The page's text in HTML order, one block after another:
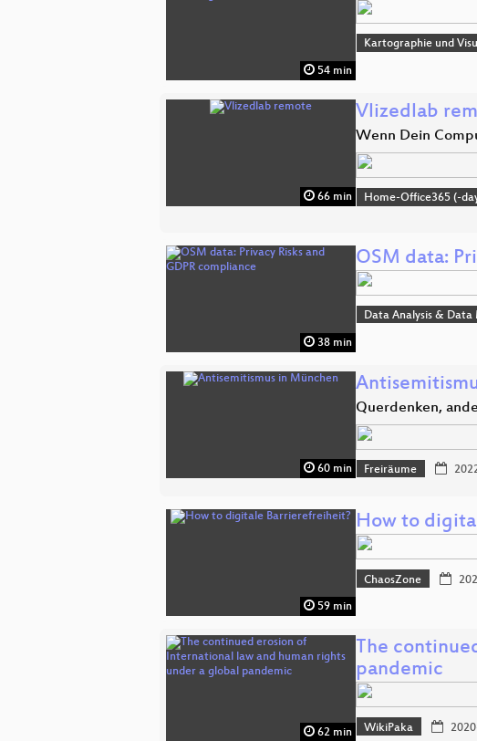
54 min
Kartographie und
66 min
Vlizedlab
Wenn Dein
Home-Office365 (-
38 min
OSM data:
Data Analysis & Data
60 min
Querdenken,
Freiräume
59 min
How to
ChaosZone
62 min
The
pandemic
WikiPaka